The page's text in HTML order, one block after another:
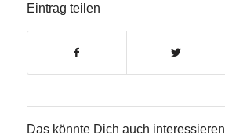
Eintrag teilen
Das könnte Dich auch interessieren